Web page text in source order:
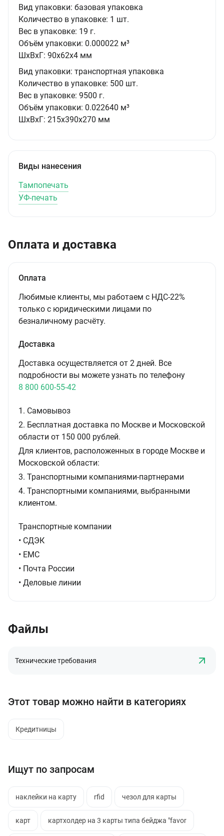
Вид упаковки: базовая упаковка
Количество в упаковке: 1 шт.
Вес в упаковке: 19 г.
Объём упаковки: 0.000022 м³
ШxВxГ: 90x62x4 мм
Вид упаковки: транспортная упаковка
Количество в упаковке: 500 шт.
Вес в упаковке: 9500 г.
Объём упаковки: 0.022640 м³
ШxВxГ: 215x390x270 мм
Виды нанесения
Тампопечать
УФ-печать
Оплата и доставка
Оплата
Любимые клиенты, мы работаем с НДС-22%
только с юридическими лицами по
безналичному расчёту.
Доставка
Доставка осуществляется от 2 дней. Все
подробности вы можете узнать по телефону
8 800 600-55-42
1. Самовывоз
2. Бесплатная доставка по Москве и Московской
области от 150 000 рублей.
Для клиентов, расположенных в городе Москве и
Московской области:
3. Транспортными компаниями-партнерами
4. Транспортными компаниями, выбранными
клиентом.
Транспортные компании
• СДЭК
• ЕМС
• Почта России
• Деловые линии
Файлы
Технические требования
Этот товар можно найти в категориях
Кредитницы
Ищут по запросам
наклейки на карту rfid чезол для карты
карт картхолдер на 3 карты типа бейджа "favor